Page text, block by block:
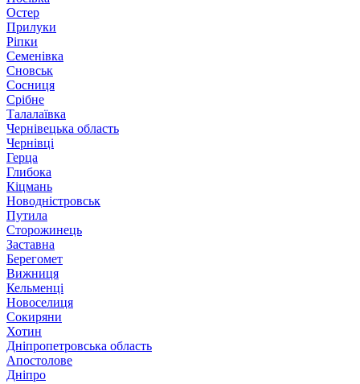
Остер
Прилуки
Ріпки
Семенівка
Сновськ
Сосниця
Срібне
Талалаївка
Чернівецька область
Чернівці
Герца
Глибока
Кіцмань
Новодністровськ
Путила
Сторожинець
Заставна
Берегомет
Вижниця
Кельменці
Новоселиця
Сокиряни
Хотин
Дніпропетровська область
Апостолове
Дніпро